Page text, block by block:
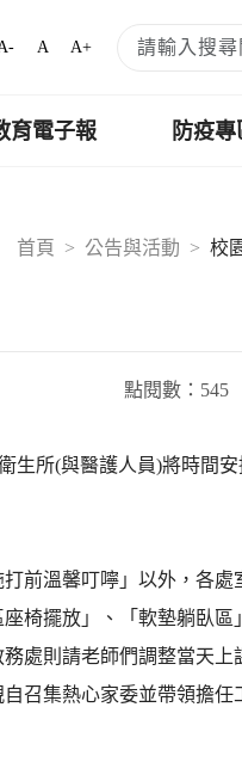
A A+
育電子報 防疫
首頁 公告與活動 校
點閱數： 545
生所(與醫護人員)將時間
前溫馨叮嚀」以外，各處
椅擺放」、「軟墊躺臥區
處則請老師們調整當天上
召集熱心家委並帶領擔任